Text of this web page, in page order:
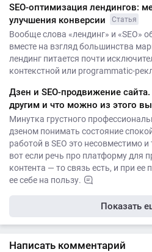
SEO-оптимизация лендингов:
улучшения конверсии
Статья
Вообще слова «лендинг» и «SEO»
вместе на взгляд большинства
лендинг питается почти
контекстной или programmatic-
Дзен и SEO-продвижение
другим и что можно из этого
Минутка грустного
дзеном понимать состояние
работой в SEO это несовместимо
вот если речь про платформу для
контента — то связь есть, и при
ее себе на пользу.
Показать
Написать комментарий